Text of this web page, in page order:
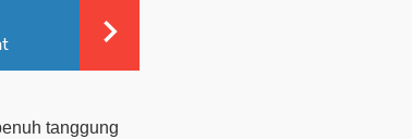
tanggung